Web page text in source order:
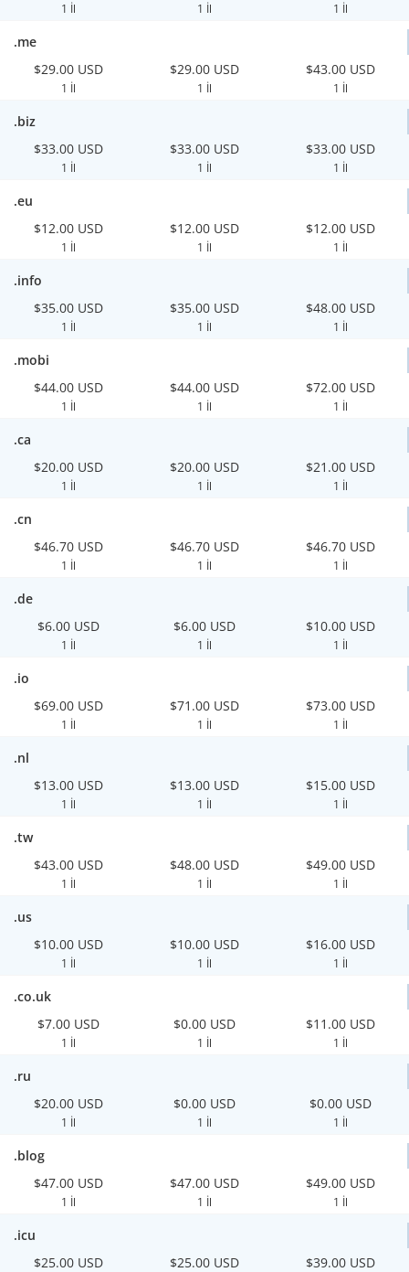
1 İl 1 İl 1 İl
.me
$29.00 USD
1 İl
$29.00 USD
1 İl
$43.00 USD
1 İl
.biz
$33.00 USD
1 İl
$33.00 USD
1 İl
$33.00 USD
1 İl
.eu
$12.00 USD
1 İl
$12.00 USD
1 İl
$12.00 USD
1 İl
.info
$35.00 USD
1 İl
$35.00 USD
1 İl
$48.00 USD
1 İl
.mobi
$44.00 USD
1 İl
$44.00 USD
1 İl
$72.00 USD
1 İl
.ca
$20.00 USD
1 İl
$20.00 USD
1 İl
$21.00 USD
1 İl
.cn
$46.70 USD
1 İl
$46.70 USD
1 İl
$46.70 USD
1 İl
.de
$6.00 USD
1 İl
$6.00 USD
1 İl
$10.00 USD
1 İl
.io
$69.00 USD
1 İl
$71.00 USD
1 İl
$73.00 USD
1 İl
.nl
$13.00 USD
1 İl
$13.00 USD
1 İl
$15.00 USD
1 İl
.tw
$43.00 USD
1 İl
$48.00 USD
1 İl
$49.00 USD
1 İl
.us
$10.00 USD
1 İl
$10.00 USD
1 İl
$16.00 USD
1 İl
.co.uk
$7.00 USD
1 İl
$0.00 USD
1 İl
$11.00 USD
1 İl
.ru
$20.00 USD
1 İl
$0.00 USD
1 İl
$0.00 USD
1 İl
.blog
$47.00 USD
1 İl
$47.00 USD
1 İl
$49.00 USD
1 İl
.icu
$25.00 USD
$25.00 USD $39.00 USD